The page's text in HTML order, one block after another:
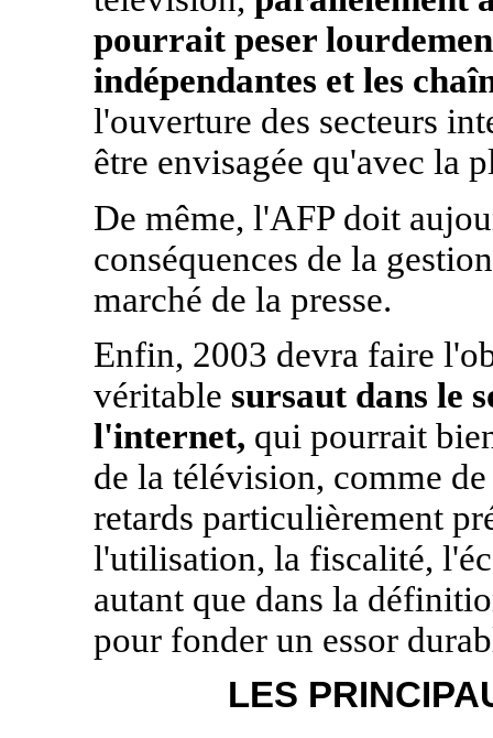
pourrait peser
indépendantes et les
l'ouverture des secteurs
être envisagée qu'avec la
De même, l'AFP doit
conséquences de la
marché de la presse.
Enfin, 2003 devra faire
véritable sursaut dans le
l'internet, qui pourrait
de la télévision, comme
retards particulièrement
l'utilisation, la fiscalité,
autant que dans la
pour fonder un essor
LES